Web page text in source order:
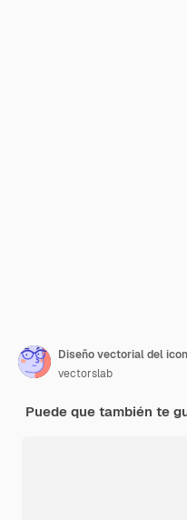
Diseño vectorial del
vectorslab
Puede que también te